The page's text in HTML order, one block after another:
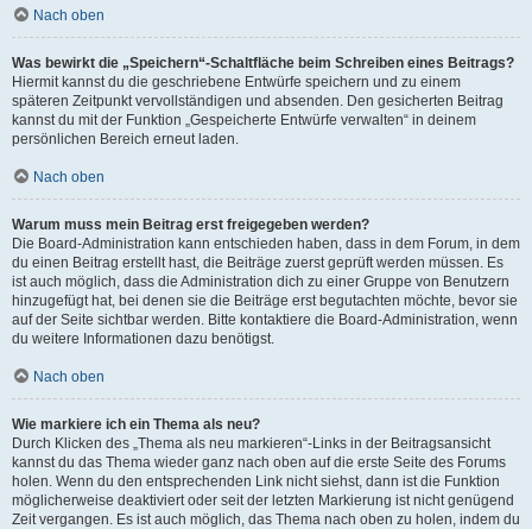
Nach oben
Was bewirkt die „Speichern“-Schaltfläche beim Schreiben eines Beitrags?
Hiermit kannst du die geschriebene Entwürfe speichern und zu einem
späteren Zeitpunkt vervollständigen und absenden. Den gesicherten Beitrag
kannst du mit der Funktion „Gespeicherte Entwürfe verwalten“ in deinem
persönlichen Bereich erneut laden.
Nach oben
Warum muss mein Beitrag erst freigegeben werden?
Die Board-Administration kann entschieden haben, dass in dem Forum, in dem
du einen Beitrag erstellt hast, die Beiträge zuerst geprüft werden müssen. Es
ist auch möglich, dass die Administration dich zu einer Gruppe von Benutzern
hinzugefügt hat, bei denen sie die Beiträge erst begutachten möchte, bevor sie
auf der Seite sichtbar werden. Bitte kontaktiere die Board-Administration, wenn
du weitere Informationen dazu benötigst.
Nach oben
Wie markiere ich ein Thema als neu?
Durch Klicken des „Thema als neu markieren“-Links in der Beitragsansicht
kannst du das Thema wieder ganz nach oben auf die erste Seite des Forums
holen. Wenn du den entsprechenden Link nicht siehst, dann ist die Funktion
möglicherweise deaktiviert oder seit der letzten Markierung ist nicht genügend
Zeit vergangen. Es ist auch möglich, das Thema nach oben zu holen, indem du